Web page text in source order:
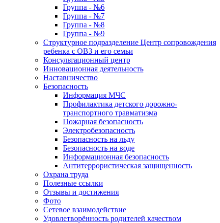
Группа - №6
Группа - №7
Группа - №8
Группа - №9
Структурное подразделение Центр сопровождения
ребенка с ОВЗ и его семьи
Консультационный центр
Инновационная деятельность
Наставничество
Безопасность
Информация МЧС
Профилактика детского дорожно-
транспортного травматизма
Пожарная безопасность
Электробезопасность
Безопасность на льду
Безопасность на воде
Информационная безопасность
Антитеррористическая защищенность
Охрана труда
Полезные ссылки
Отзывы и достижения
Фото
Сетевое взаимодействие
Удовлетворённость родителей качеством